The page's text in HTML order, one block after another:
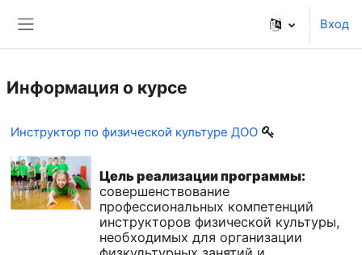
Вход
Информация о курсе
Инструктор по физической культуре ДОО
Цель реализации программы:
совершенствование
профессиональных компетенций
инструкторов физической культуры,
необходимых для организации